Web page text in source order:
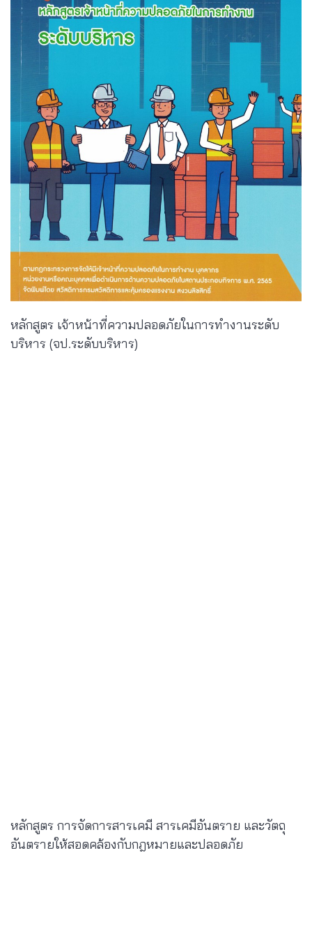
หลักสูตร เจ้าหน้าที่ความปลอดภัยในการทำงานระดับ
บริหาร (จป.ระดับบริหาร)
หลักสูตร การจัดการสารเคมี สารเคมีอันตราย และวัตถุ
อันตรายให้สอดคล้องกับกฎหมายและปลอดภัย